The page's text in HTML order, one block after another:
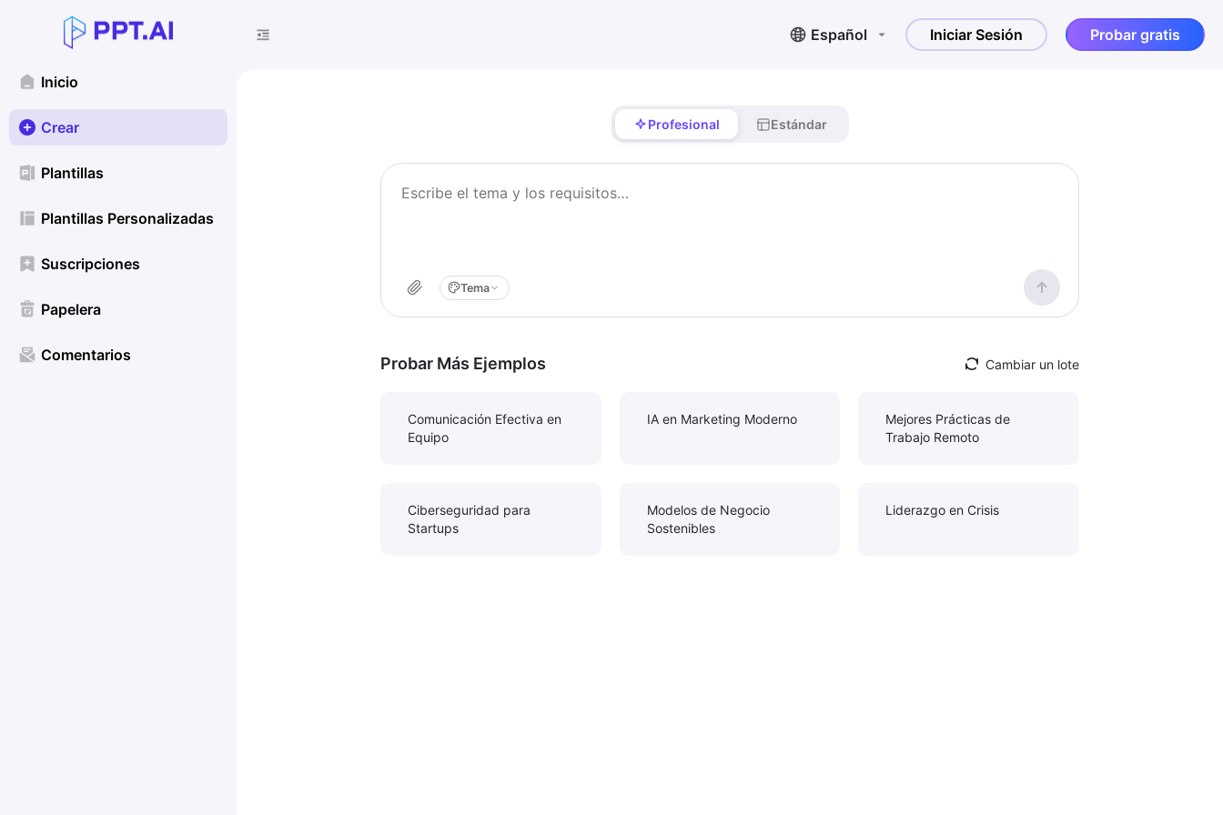
Inicio
Crear
Plantillas
Plantillas Personalizadas
Suscripciones
Papelera
Comentarios
Español Iniciar Sesión Probar gratis
Profesional Estándar
Tema
Probar Más Ejemplos Cambiar un lote
Comunicación Efectiva en
Equipo
IA en Marketing Moderno
Mejores Prácticas de
Trabajo Remoto
Ciberseguridad para
Startups
Modelos de Negocio
Sostenibles
Liderazgo en Crisis